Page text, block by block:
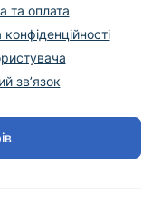
та оплата
конфіденційності
зв’язок